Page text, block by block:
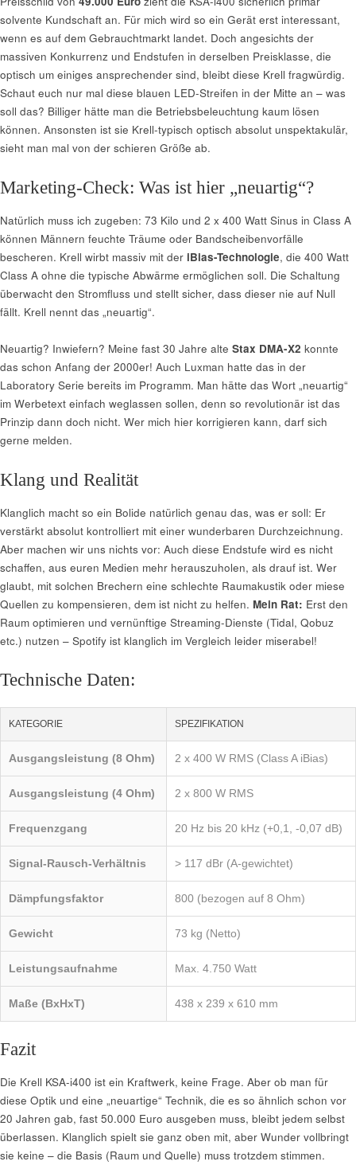
solvente Kundschaft an. Für mich wird so ein Gerät erst interessant,
wenn es auf dem Gebrauchtmarkt landet. Doch angesichts der
massiven Konkurrenz und Endstufen in derselben Preisklasse, die
optisch um einiges ansprechender sind, bleibt diese Krell fragwürdig.
Schaut euch nur mal diese blauen LED-Streifen in der Mitte an – was
soll das? Billiger hätte man die Betriebsbeleuchtung kaum lösen
können. Ansonsten ist sie Krell-typisch optisch absolut unspektakulär,
sieht man mal von der schieren Größe ab.
Marketing-Check: Was ist hier „neuartig“?
Natürlich muss ich zugeben: 73 Kilo und 2 x 400 Watt Sinus in Class A
können Männern feuchte Träume oder Bandscheibenvorfälle
bescheren. Krell wirbt massiv mit der iBias-Technologie, die 400 Watt
Class A ohne die typische Abwärme ermöglichen soll. Die Schaltung
überwacht den Stromfluss und stellt sicher, dass dieser nie auf Null
fällt. Krell nennt das „neuartig“.
Neuartig? Inwiefern? Meine fast 30 Jahre alte Stax DMA-X2 konnte
das schon Anfang der 2000er! Auch Luxman hatte das in der
Laboratory Serie bereits im Programm. Man hätte das Wort „neuartig“
im Werbetext einfach weglassen sollen, denn so revolutionär ist das
Prinzip dann doch nicht. Wer mich hier korrigieren kann, darf sich
gerne melden.
Klang und Realität
Klanglich macht so ein Bolide natürlich genau das, was er soll: Er
verstärkt absolut kontrolliert mit einer wunderbaren Durchzeichnung.
Aber machen wir uns nichts vor: Auch diese Endstufe wird es nicht
schaffen, aus euren Medien mehr herauszuholen, als drauf ist. Wer
glaubt, mit solchen Brechern eine schlechte Raumakustik oder miese
Quellen zu kompensieren, dem ist nicht zu helfen. Mein Rat: Erst den
Raum optimieren und vernünftige Streaming-Dienste (Tidal, Qobuz
etc.) nutzen – Spotify ist klanglich im Vergleich leider miserabel!
Technische Daten:
KATEGORIE SPEZIFIKATION
Ausgangsleistung (8 Ohm) 2 x 400 W RMS (Class A iBias)
Ausgangsleistung (4 Ohm) 2 x 800 W RMS
Frequenzgang 20 Hz bis 20 kHz (+0,1, -0,07 dB)
Signal-Rausch-Verhältnis > 117 dBr (A-gewichtet)
Dämpfungsfaktor 800 (bezogen auf 8 Ohm)
Gewicht 73 kg (Netto)
Leistungsaufnahme Max. 4.750 Watt
Maße (BxHxT) 438 x 239 x 610 mm
Fazit
Die Krell KSA-i400 ist ein Kraftwerk, keine Frage. Aber ob man für
diese Optik und eine „neuartige“ Technik, die es so ähnlich schon vor
20 Jahren gab, fast 50.000 Euro ausgeben muss, bleibt jedem selbst
überlassen. Klanglich spielt sie ganz oben mit, aber Wunder vollbringt
sie keine – die Basis (Raum und Quelle) muss trotzdem stimmen.